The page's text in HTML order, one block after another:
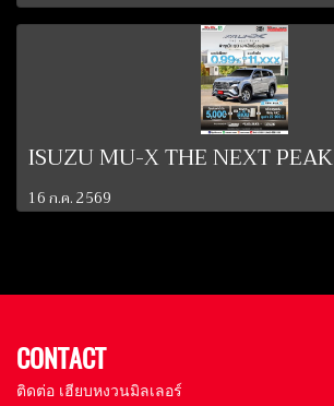
ISUZU MU-X THE NEXT PEAK
16 ก.ค. 2569
CONTACT
ติดต่อ เฮียบหงวนมิลเลอร์